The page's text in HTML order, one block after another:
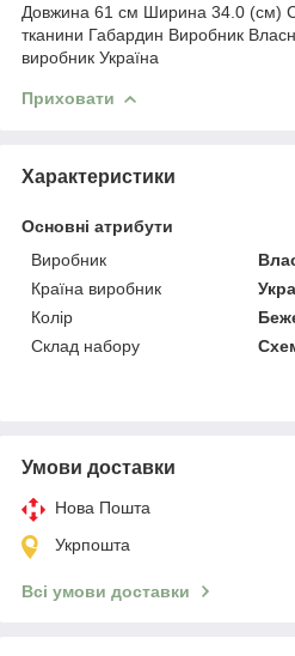
Довжина 61 см Ширина 34.0 (см)
тканини Габардин Виробник
виробник Україна
Приховати
Характеристики
Основні атрибути
Виробник
Країна виробник
Колір
Склад набору
Умови доставки
Нова Пошта
Укрпошта
Всі умови доставки